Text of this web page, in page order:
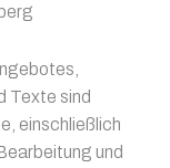
Texte sind
einschließlich
und